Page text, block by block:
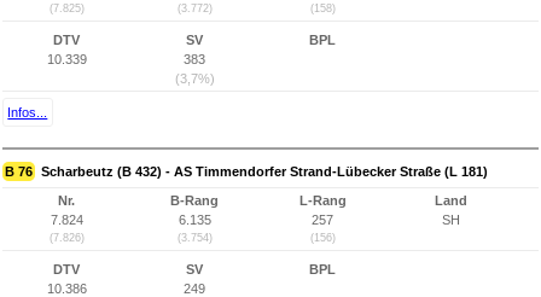
(7.825) (3.772) (158)
DTV
10.339
SV
383
(3,7%)
BPL
Infos...
B 76 Scharbeutz (B 432) - AS Timmendorfer Strand-Lübecker Straße (L 181)
Nr.
7.824
(7.826)
B-Rang
6.135
(3.754)
L-Rang
257
(156)
Land
SH
DTV
10.386
SV
249
BPL